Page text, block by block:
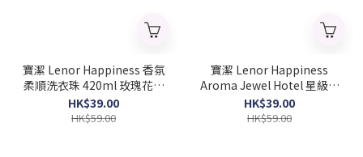
寶潔 Lenor Happiness 香氛
柔順洗衣珠 420ml 玫瑰花香
(Barcode: 4987176293985)
HK$39.00
HK$59.00
寶潔 Lenor Happiness
Aroma Jewel Hotel 星級洗
衣香氛柔順珠 420ml 白麝香
(Barcode: 4987176278418)
HK$39.00
HK$59.00